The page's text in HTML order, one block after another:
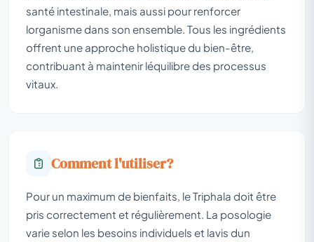
santé intestinale, mais aussi pour renforcer
lorganisme dans son ensemble. Tous les ingrédients
offrent une approche holistique du bien-être,
contribuant à maintenir léquilibre des processus
vitaux.
Comment l'utiliser?
Pour un maximum de bienfaits, le Triphala doit être
pris correctement et régulièrement. La posologie
varie selon les besoins individuels et lavis dun